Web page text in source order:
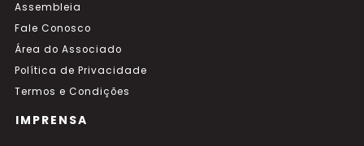
Assembleia
Fale Conosco
Área do Associado
Política de Privacidade
Termos e Condições
IMPRENSA